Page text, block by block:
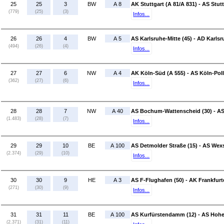
25
(779)
25
(25)
3
(3)
BW A 8
AK Stuttgart (A 81/A 831) - AS
Infos...
26
(494)
26
(26)
4
(4)
BW A 5
AS Karlsruhe-Mitte (45) - AD
Infos...
27
(362)
27
(27)
6
(6)
NW A 4
AK Köln-Süd (A 555) - AS Köln-
Infos...
28
(1.483)
28
(28)
7
(7)
NW A 40
AS Bochum-Wattenscheid (30) -
Infos...
29
(2.374)
29
(29)
10
(10)
BE A 100
AS Detmolder Straße (15) - AS
Infos...
30
(271)
30
(30)
9
(9)
HE A 3
AS F-Flughafen (50) - AK
Infos...
31
(2.371)
31
(31)
11
(11)
BE A 100
AS Kurfürstendamm (12) - AS